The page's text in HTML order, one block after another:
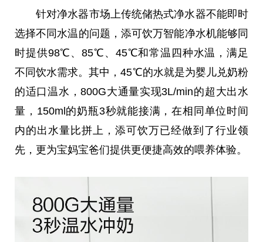
针对净水器市场上传统储热式净水器不能即时
选择不同水温的问题，添可饮万智能净水机能够同
时提供98℃、85℃、45℃和常温四种水温，满足
不同饮水需求。其中，45℃的水就是为婴儿兑奶粉
的适口温水，800G大通量实现3L/min的超大出水
量，150ml的奶瓶3秒就能接满，在相同单位时间
内的出水量比拼上，添可饮万已经做到了行业领
先，更为宝妈宝爸们提供更便捷高效的喂养体验。